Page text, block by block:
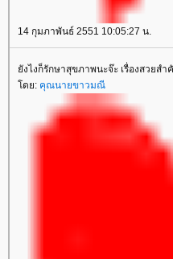
14 กุมภาพันธ์ 2551 10:05:27 น.
ยังไงก็รักษาสุขภาพนะจ๊ะ เรื่องสวย
โดย: คุณนายขาวมณี